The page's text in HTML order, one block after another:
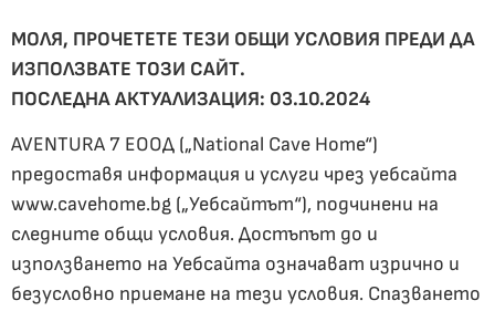
МОЛЯ, ПРОЧЕТЕТЕ ТЕЗИ ОБЩИ УСЛОВИЯ ПРЕДИ ДА
ИЗПОЛЗВАТЕ ТОЗИ САЙТ.
ПОСЛЕДНА АКТУАЛИЗАЦИЯ: 03.10.2024
AVENTURA 7 ЕООД („National Cave Home“)
предоставя информация и услуги чрез уебсайта
www.cavehome.bg („Уебсайтът“), подчинени на
следните общи условия. Достъпът до и
използването на Уебсайта означават изрично и
безусловно приемане на тези условия. Спазването